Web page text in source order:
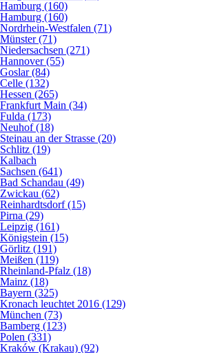
Hamburg (160)
Hamburg (160)
Nordrhein-Westfalen (71)
Münster (71)
Niedersachsen (271)
Hannover (55)
Goslar (84)
Celle (132)
Hessen (265)
Frankfurt Main (34)
Fulda (173)
Neuhof (18)
Steinau an der Strasse (20)
Schlitz (19)
Kalbach
Sachsen (641)
Bad Schandau (49)
Zwickau (62)
Reinhardtsdorf (15)
Pirna (29)
Leipzig (161)
Königstein (15)
Görlitz (191)
Meißen (119)
Rheinland-Pfalz (18)
Mainz (18)
Bayern (325)
Kronach leuchtet 2016 (129)
München (73)
Bamberg (123)
Polen (331)
Kraków (Krakau) (92)